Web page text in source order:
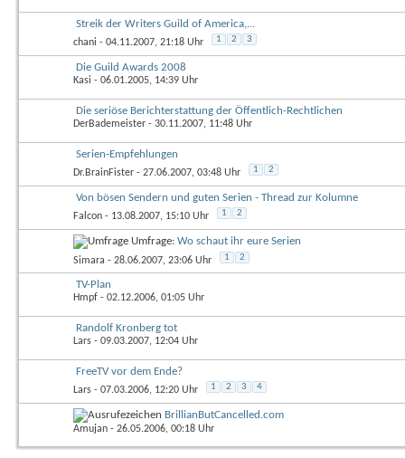
Streik der Writers Guild of America,...
chani - 04.11.2007, 21:18 Uhr 1 2 3
Die Guild Awards 2008
Kasi - 06.01.2005, 14:39 Uhr
Die seriöse Berichterstattung der Öffentlich-Rechtlichen
DerBademeister - 30.11.2007, 11:48 Uhr
Serien-Empfehlungen
Dr.BrainFister - 27.06.2007, 03:48 Uhr 1 2
Von bösen Sendern und guten Serien - Thread zur Kolumne
Falcon - 13.08.2007, 15:10 Uhr 1 2
Umfrage: Wo schaut ihr eure Serien
Simara - 28.06.2007, 23:06 Uhr 1 2
TV-Plan
Hmpf - 02.12.2006, 01:05 Uhr
Randolf Kronberg tot
Lars - 09.03.2007, 12:04 Uhr
FreeTV vor dem Ende?
Lars - 07.03.2006, 12:20 Uhr 1 2 3 4
BrillianButCancelled.com
Amujan - 26.05.2006, 00:18 Uhr